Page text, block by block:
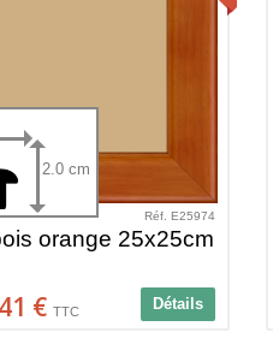
2.0 cm
Réf. E25974
orange 25x25cm
Détails
€ TTC